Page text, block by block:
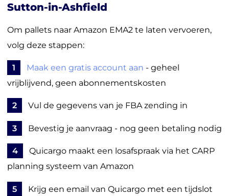
Sutton-in-Ashfield
Om pallets naar Amazon EMA2 te laten vervoeren,
volg deze stappen:
1 Maak een gratis account aan - geheel
vrijblijvend, geen abonnementskosten
2 Vul de gegevens van je FBA zending in
3 Bevestig je aanvraag - nog geen betaling nodig
4
Quicargo maakt een losafspraak via het CARP
planning systeem van Amazon
5 Krijg een email van Quicargo met een tijdslot